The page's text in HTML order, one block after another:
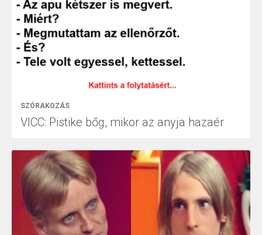
SZÓRAKOZÁS
VICC: Pistike bőg, mikor az anyja hazaér